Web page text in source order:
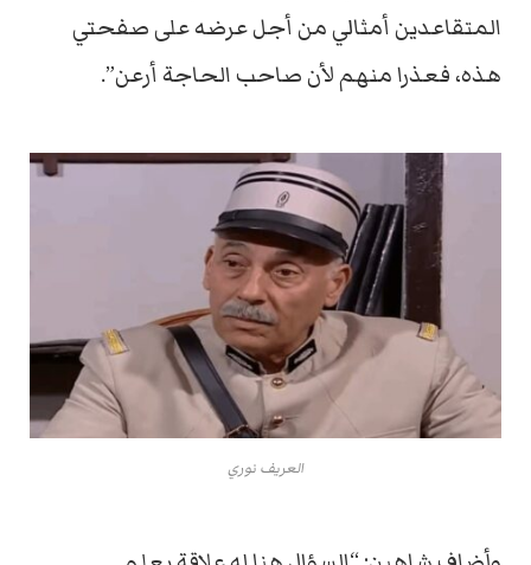
المتقاعدين أمثالي من أجل عرضه على صفحتي
هذه، فعذرا منهم لأن صاحب الحاجة أرعن”.
العريف نوري